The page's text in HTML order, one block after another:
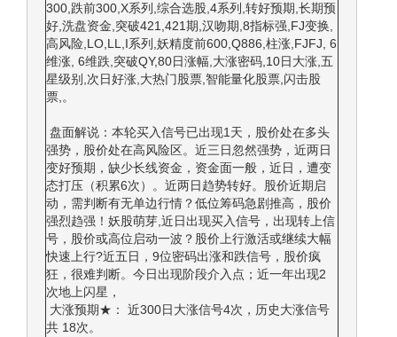
300,跌前300,X系列,综合选股,4系列,转好预期,长期预
好,洗盘资金,突破421,421期,汉吻期,8指标强,FJ变换,
高风险,LO,LL,I系列,妖精度前600,Q886,柱涨,FJFJ, 6
维涨, 6维跌,突破QY,80日涨幅,大涨密码,10日大涨,五
星级别,次日好涨,大热门股票,智能量化股票,闪击股
票,。
盘面解说：本轮买入信号已出现1天，股价处在多头
强势，股价处在高风险区。近三日忽然强势，近两日
变好预期，缺少长线资金，资金面一般，近日，遭变
态打压（积累6次）。近两日趋势转好。股价近期启
动，需判断有无单边行情？低位筹码急剧推高，股价
强烈趋强！妖股萌芽,近日出现买入信号，出现转上信
号，股价或高位启动一波？股价上行激活或继续大幅
快速上行?近五日，9位密码出涨和跌信号，股价疯
狂，很难判断。今日出现阶段介入点；近一年出现2
次地上闪星，
大涨预期★： 近300日大涨信号4次，历史大涨信号
共 18次。